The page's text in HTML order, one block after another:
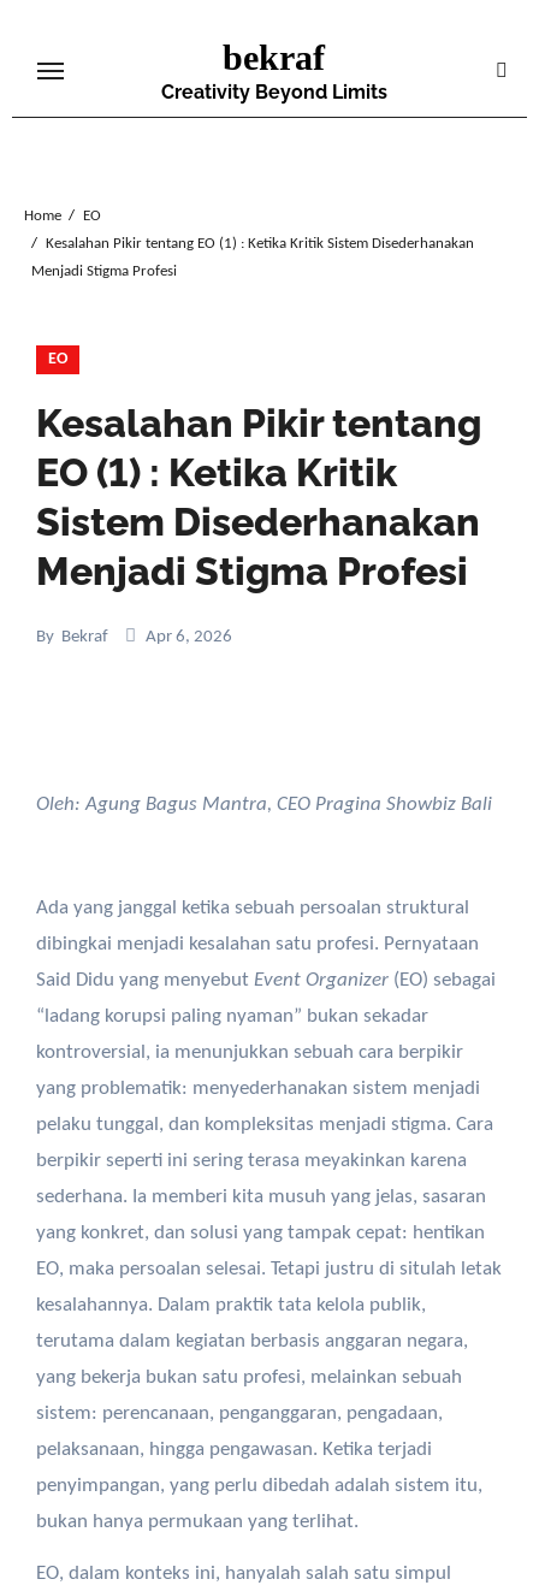
content
bekraf
Creativity Beyond Limits
Home
EO
Kesalahan Pikir tentang EO (1) : Ketika Kritik Sistem Disederhanakan
Menjadi Stigma Profesi
EO
Kesalahan Pikir tentang
EO (1) : Ketika Kritik
Sistem Disederhanakan
Menjadi Stigma Profesi
By Bekraf Apr 6, 2026
Oleh: Agung Bagus Mantra, CEO Pragina Showbiz Bali
Ada yang janggal ketika sebuah persoalan struktural
dibingkai menjadi kesalahan satu profesi. Pernyataan
Said Didu yang menyebut Event Organizer(EO) sebagai
“ladang korupsi paling nyaman” bukan sekadar
kontroversial, ia menunjukkan sebuah cara berpikir
yang problematik: menyederhanakan sistem menjadi
pelaku tunggal, dan kompleksitas menjadi stigma. Cara
berpikir seperti ini sering terasa meyakinkan karena
sederhana. Ia memberi kita musuh yang jelas, sasaran
yang konkret, dan solusi yang tampak cepat: hentikan
EO, maka persoalan selesai. Tetapi justru di situlah letak
kesalahannya. Dalam praktik tata kelola publik,
terutama dalam kegiatan berbasis anggaran negara,
yang bekerja bukan satu profesi, melainkan sebuah
sistem: perencanaan, penganggaran, pengadaan,
pelaksanaan, hingga pengawasan. Ketika terjadi
penyimpangan, yang perlu dibedah adalah sistem itu,
bukan hanya permukaan yang terlihat.
EO, dalam konteks ini, hanyalah salah satu simpul